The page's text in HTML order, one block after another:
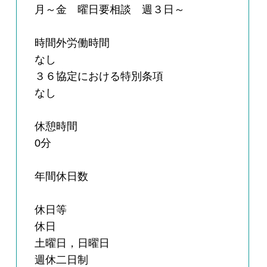
月～金 曜日要相談 週３日～
時間外労働時間
なし
３６協定における特別条項
なし
休憩時間
0分
年間休日数
休日等
休日
土曜日，日曜日
週休二日制